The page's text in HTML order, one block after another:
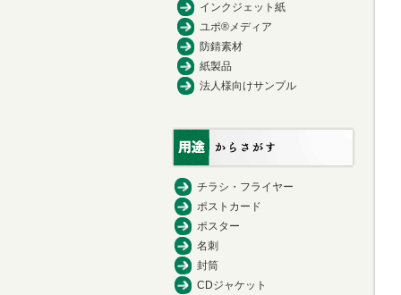
インクジェット紙
ユポ®メディア
防錆素材
紙製品
法人様向けサンプル
チラシ・フライヤー
ポストカード
ポスター
名刺
封筒
CDジャケット